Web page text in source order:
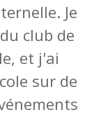
Je
club de
et j'ai
sur de